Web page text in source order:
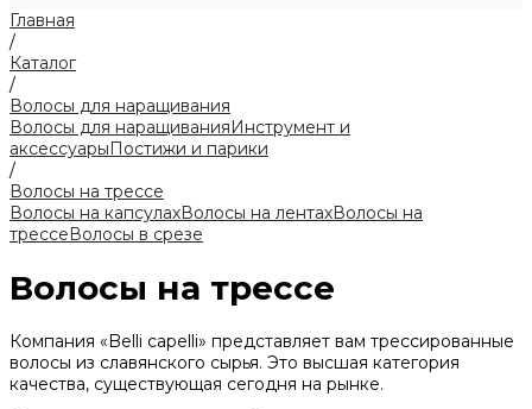
Главная
/
Каталог
/
Волосы для наращивания
Волосы для наращиванияИнструмент и
аксессуарыПостижи и парики
/
Волосы на трессе
Волосы на капсулахВолосы на лентахВолосы на
трессеВолосы в срезе
Волосы на трессе
Компания «Belli сapelli» представляет вам трессированные
волосы из славянского сырья. Это высшая категория
качества, существующая сегодня на рынке.